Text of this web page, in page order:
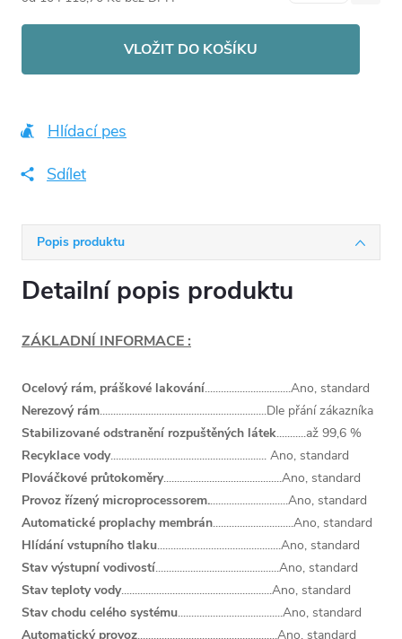
VLOŽIT DO KOŠÍKU
Hlídací pes
Sdílet
Popis produktu
Detailní popis produktu
ZÁKLADNÍ INFORMACE :
Ocelový rám, práškové lakování................................Ano, standard
Nerezový rám..............................................................Dle přání zákazníka
Stabilizované odstranění rozpuštěných látek...........až 99,6 %
Recyklace vody.......................................................... Ano, standard
Plováčkové průtokoměry............................................Ano, standard
Provoz řízený microprocessorem..............................Ano, standard
Automatické proplachy membrán..............................Ano, standard
Hlídání vstupního tlaku..............................................Ano, standard
Stav výstupní vodivostí..............................................Ano, standard
Stav teploty vody........................................................Ano, standard
Stav chodu celého systému.......................................Ano, standard
Automatický provoz....................................................Ano, standard